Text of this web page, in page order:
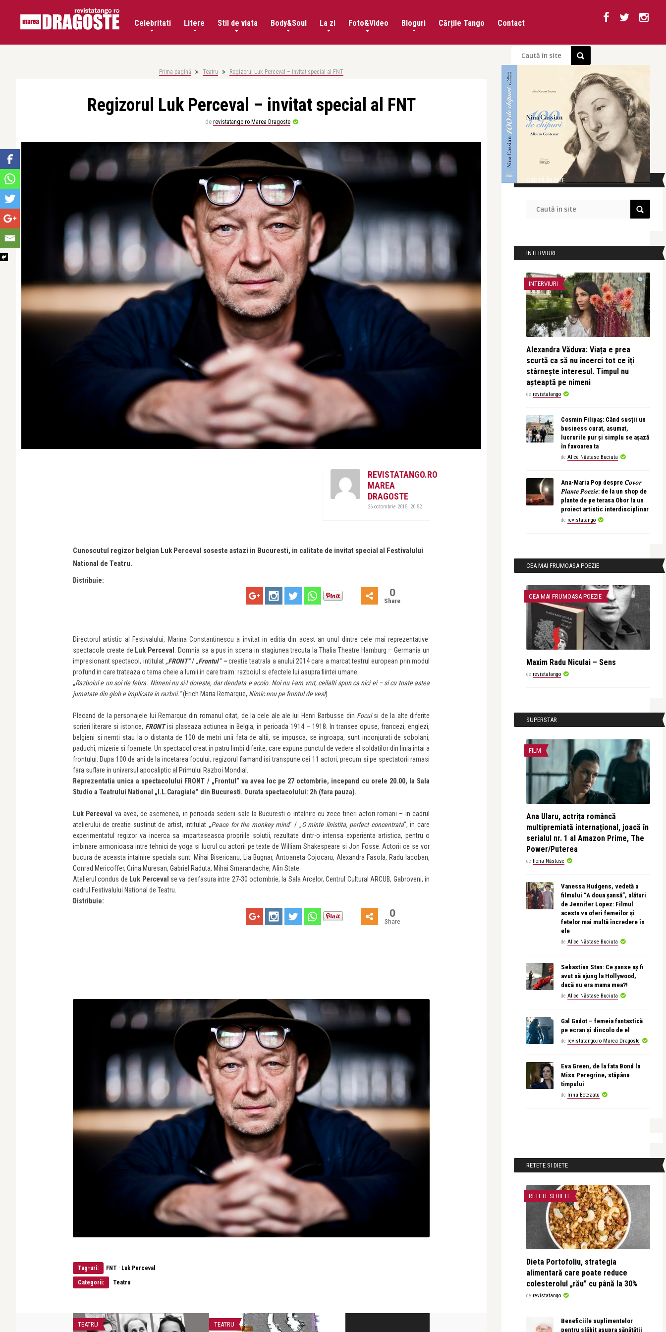
Celebritati Litere Stil de viata Body&Soul La zi Foto&Video Bloguri Cărțile Tango Contact
Prima pagină Teatru Regizorul Luk Perceval – invitat special al FNT
Regizorul Luk Perceval – invitat special al FNT
de revistatango.ro Marea Dragoste
REVISTATANGO.RO
MAREA
DRAGOSTE
26 octombrie 2015, 20:52
Cunoscutul regizor belgian Luk Perceval soseste astazi in Bucuresti, in calitate de invitat special al Festivalului
National de Teatru.
Distribuie:
0
Share
Directorul artistic al Festivalului, Marina Constantinescu a invitat in editia din acest an unul dintre cele mai reprezentative
spectacole create de Luk Perceval
. Domnia sa a pus in scena in stagiunea trecuta la Thalia Theatre Hamburg – Germania un
impresionant spectacol, intitulat „FRONT”/ „Frontul” –creatie teatrala a anului 2014 care a marcat teatrul european prin modul
profund in care trateaza o tema cheie a lumii in care traim: razboiul si efectele lui asupra fiintei umane.
„Razboiul e un soi de febra. Nimeni nu si-l doreste, dar deodata e acolo. Noi nu l-am vrut, ceilalti spun ca nici ei – si cu toate astea
jumatate din glob e implicata in razboi.”(Erich Maria Remarque, Nimic nou pe frontul de vest)
Plecand de la personajele lui Remarque din romanul citat, de la cele ale ale lui Henri Barbusse din Foculsi de la alte diferite
scrieri literare si istorice, FRONTisi plaseaza actiunea in Belgia, in perioada 1914 – 1918. In transee opuse, francezi, englezi,
belgieni si nemti stau la o distanta de 100 de metri unii fata de altii, se impusca, se ingroapa, sunt inconjurati de sobolani,
paduchi, mizerie si foamete. Un spectacol creat in patru limbi diferite, care expune punctul de vedere al soldatilor din linia intai a
frontului. Dupa 100 de ani de la incetarea focului, regizorul flamand isi transpune cei 11 actori, precum si pe spectatorii ramasi
fara suflare in universul apocaliptic al Primului Razboi Mondial.
Reprezentatia unica a spectacolului FRONT / „Frontul” va avea loc pe 27 octombrie, incepand cu orele 20.00, la Sala
Studio a Teatrului National „I.L.Caragiale” din Bucuresti. Durata spectacolului: 2h (fara pauza).
Luk Perceval
va avea, de asemenea, in perioada sederii sale la Bucuresti o intalnire cu zece tineri actori romani – in cadrul
atelierului de creatie sustinut de artist, intitulat „Peace for the monkey mind” / „O minte linistita, perfect concentrata”, in care
experimentatul regizor va incerca sa impartaseasca propriile solutii, rezultate dintr-o intensa experienta artistica, pentru o
imbinare armonioasa intre tehnici de yoga si lucrul cu actorii pe texte de William Shakespeare si Jon Fosse. Actorii ce se vor
bucura de aceasta intalnire speciala sunt: Mihai Bisericanu, Lia Bugnar, Antoaneta Cojocaru, Alexandra Fasola, Radu Iacoban,
Conrad Mericoffer, Crina Muresan, Gabriel Raduta, Mihai Smarandache, Alin State.
Atelierul condus de Luk Perceval se va desfasura intre 27-30 octombrie, la Sala Arcelor, Centrul Cultural ARCUB, Gabroveni, in
cadrul Festivalului National de Teatru.
Distribuie:
0
Share
Tag-uri: FNT · Luk Perceval
Categorii: Teatru
STIRI TEATRU
CAUTĂ ÎN SITE
INTERVIURI
INTERVIURI
Alexandra Văduva: Viața e prea
scurtă ca să nu încerci tot ce îți
stârnește interesul. Timpul nu
așteaptă pe nimeni
de revistatango
Cosmin Filipaș: Când susții un
business curat, asumat,
lucrurile pur și simplu se așază
în favoarea ta
de Alice Năstase Buciuta
Ana-Maria Pop despre 𝐶𝑜𝑣𝑜𝑟
𝑃𝑙𝑎𝑛𝑡𝑒 𝑃𝑜𝑒𝑧𝑖𝑒: de la un shop de
plante de pe terasa Obor la un
proiect artistic interdisciplinar
de revistatango
CEA MAI FRUMOASA POEZIE
CEA MAI FRUMOASA POEZIE
Maxim Radu Niculai – Sens
de revistatango
SUPERSTAR
FILM
Ana Ularu, actrița româncă
multipremiată internațional, joacă în
serialul nr. 1 al Amazon Prime, The
Power/Puterea
de Ilona Năstase
Vanessa Hudgens, vedetă a
filmului “A doua șansă”, alături
de Jennifer Lopez: Filmul
acesta va oferi femeilor și
fetelor mai multă încredere în
ele
de Alice Năstase Buciuta
Sebastian Stan: Ce șanse aș fi
avut să ajung la Hollywood,
dacă nu era mama mea?!
de Alice Năstase Buciuta
Gal Gadot – femeia fantastică
pe ecran și dincolo de el
de revistatango.ro Marea Dragoste
Eva Green, de la fata Bond la
Miss Peregrine, stăpâna
timpului
de Irina Botezatu
RETETE SI DIETE
RETETE SI DIETE
Dieta Portofoliu, strategia
alimentară care poate reduce
colesterolul „rău” cu până la 30%
de revistatango
Beneficiile suplimentelor
pentru slăbit asupra sănătății